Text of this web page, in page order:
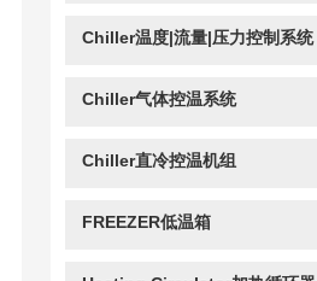
Chiller温度|流量|压力控制系统
Chiller气体控温系统
Chiller直冷控温机组
FREEZER低温箱